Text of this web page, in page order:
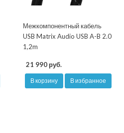
Межкомпонентный кабель
USB Matrix Audio USB A-B 2.0
1,2m
21 990 руб.
В корзину В избранное